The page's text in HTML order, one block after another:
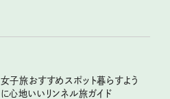
女子旅おすすめスポット暮らすよう
に心地いいリンネル旅ガイド